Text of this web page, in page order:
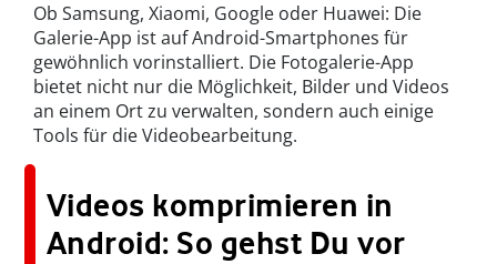
Ob Samsung, Xiaomi, Google oder Huawei: Die
Galerie-App ist auf Android-Smartphones für
gewöhnlich vorinstalliert. Die Fotogalerie-App
bietet nicht nur die Möglichkeit, Bilder und Videos
an einem Ort zu verwalten, sondern auch einige
Tools für die Videobearbeitung.
Videos komprimieren in
Android: So gehst Du vor